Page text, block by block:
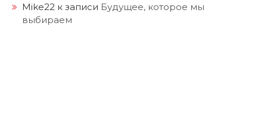
Mike22 к записи Будущее, которое мы
выбираем